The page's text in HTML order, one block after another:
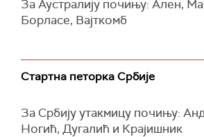
За Аустралију почињу: Ален,
Борласе, Вајткомб
Стартна петорка Србије
За Србију утакмицу почињу:
Ногић, Дугалић и Крајишник